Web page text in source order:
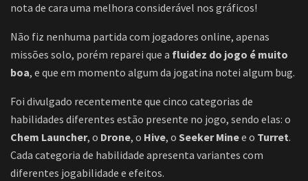
nota de cara uma melhora considerável nos gráficos!
Não fiz nenhuma partida com jogadores online, apenas
missões solo, porém reparei que a fluidez do jogo é muito
boa, e que em momento algum da jogatina notei algum bug.
Foi divulgado recentemente que cinco categorias de
habilidades diferentes estão presente no jogo, sendo elas: o
Chem Launcher, o Drone, o Hive, o Seeker Minee o Turret.
Cada categoria de habilidade apresenta variantes com
diferentes jogabilidade e efeitos.